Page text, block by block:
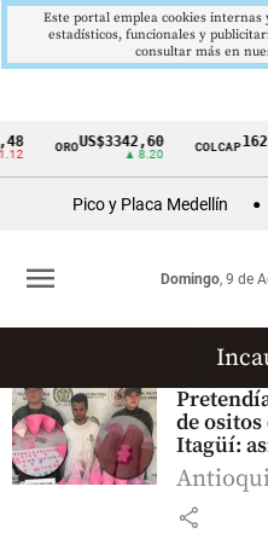
Cintillo
Colombia
OROUS$3342,60
▲ 8.20
COLCAP
Pico y Placa Medellín
Domingo, 9 de
menu
de ositos
Itagüí:
share
Este portal emplea cookies internas
estadísticos, funcionales y
consultar más en